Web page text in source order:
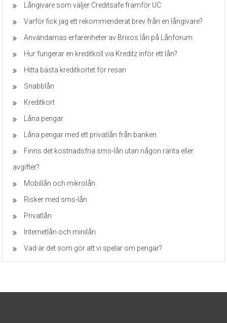
Långivare som väljer Creditsafe framför UC
Varför fick jag ett rekommenderat brev från en långivare?
Användarnas erfarenheter av Brixos lån på Lånforum
Hur fungerar en kreditkoll via Kreditz inför ett lån?
Hitta bästa kreditkortet för resan
Snabblån
Kreditkort
Låna pengar
Låna pengar med ett privatlån från banken
Finns det kostnadsfria sms-lån utan någon ränta eller
avgifter?
Mobillån och mikrolån
Risker med sms-lån
Privatlån
Internetlån och minilån
Vad är det som gör att vi spelar om pengar?